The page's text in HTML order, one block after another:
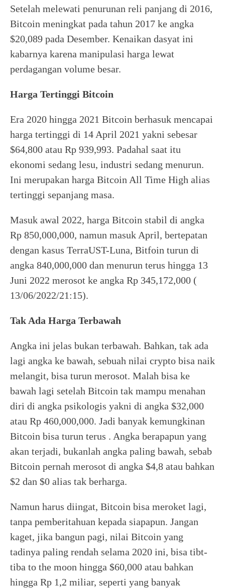
Setelah melewati penurunan reli panjang di 2016,
Bitcoin meningkat pada tahun 2017 ke angka
$20,089 pada Desember. Kenaikan dasyat ini
kabarnya karena manipulasi harga lewat
perdagangan volume besar.
Harga Tertinggi Bitcoin
Era 2020 hingga 2021 Bitcoin berhasuk mencapai
harga tertinggi di 14 April 2021 yakni sebesar
$64,800 atau Rp 939,993. Padahal saat itu
ekonomi sedang lesu, industri sedang menurun.
Ini merupakan harga Bitcoin All Time High alias
tertinggi sepanjang masa.
Masuk awal 2022, harga Bitcoin stabil di angka
Rp 850,000,000, namun masuk April, bertepatan
dengan kasus TerraUST-Luna, Bitfoin turun di
angka 840,000,000 dan menurun terus hingga 13
Juni 2022 merosot ke angka Rp 345,172,000 (
13/06/2022/21:15).
Tak Ada Harga Terbawah
Angka ini jelas bukan terbawah. Bahkan, tak ada
lagi angka ke bawah, sebuah nilai crypto bisa naik
melangit, bisa turun merosot. Malah bisa ke
bawah lagi setelah Bitcoin tak mampu menahan
diri di angka psikologis yakni di angka $32,000
atau Rp 460,000,000. Jadi banyak kemungkinan
Bitcoin bisa turun terus . Angka berapapun yang
akan terjadi, bukanlah angka paling bawah, sebab
Bitcoin pernah merosot di angka $4,8 atau bahkan
$2 dan $0 alias tak berharga.
Namun harus diingat, Bitcoin bisa meroket lagi,
tanpa pemberitahuan kepada siapapun. Jangan
kaget, jika bangun pagi, nilai Bitcoin yang
tadinya paling rendah selama 2020 ini, bisa tibt-
tiba to the moon hingga $60,000 atau bahkan
hingga Rp 1,2 miliar, seperti yang banyak